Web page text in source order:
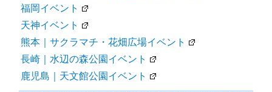
福岡イベント
天神イベント
熊本｜サクラマチ・花畑広場イベント
長崎｜水辺の森公園イベント
鹿児島｜天文館公園イベント